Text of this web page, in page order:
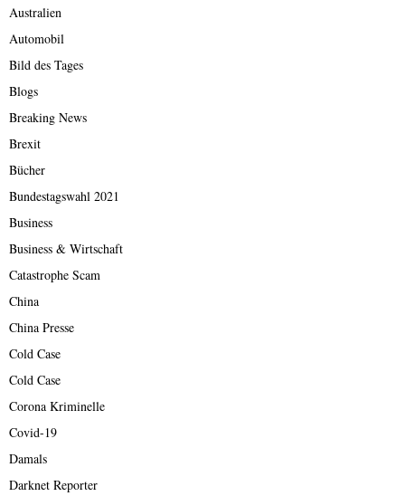
Australien
Automobil
Bild des Tages
Blogs
Breaking News
Brexit
Bücher
Bundestagswahl 2021
Business
Business & Wirtschaft
Catastrophe Scam
China
China Presse
Cold Case
Cold Case
Corona Kriminelle
Covid-19
Damals
Darknet Reporter